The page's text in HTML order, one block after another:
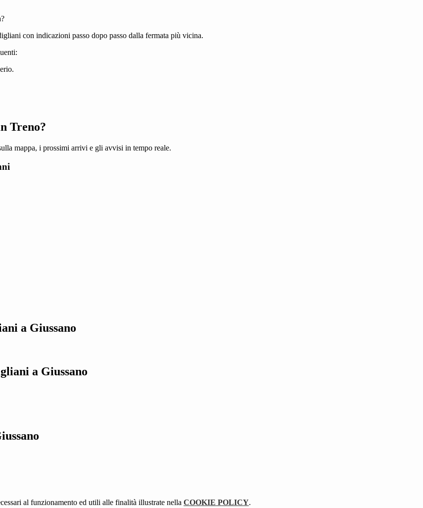
con indicazioni passo dopo passo dalla fermata più vicina.
Treno?
mappa, i prossimi arrivi e gli avvisi in tempo reale.
a Giussano
a Giussano
al funzionamento ed utili alle finalità illustrate nella COOKIE POLICY.